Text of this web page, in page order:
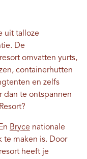
uit talloze
De
omvatten yurts,
containerhutten
en zelfs
dan te ontspannen
En Bryce nationale
te maken is. Door
heeft je